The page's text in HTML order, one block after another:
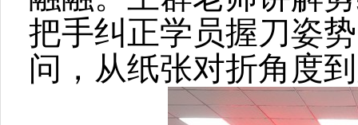
把手纠正学员握刀姿
问，从纸张对折角度